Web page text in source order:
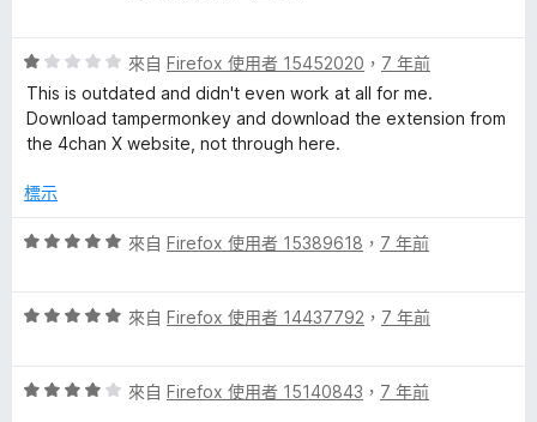
分
，
滿
分
分
評
價
1
分
滿
5
來自 Firefox 使用者 15452020 ， 7 年前
This is outdated and didn't even work at all for me.
Download tampermonkey and download the extension from
the 4chan X website, not through here.
標示
評
分
分
來自 Firefox 使用者 15389618 ， 7 年前
評
分
來自 Firefox 使用者 14437792 ， 7 年前
評
來自 Firefox 使用者 15140843 ， 7 年前